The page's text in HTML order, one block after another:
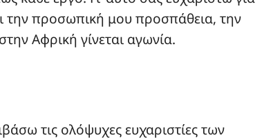
την προσωπική μου προσπάθεια, την
Αφρική γίνεται αγωνία.
τις ολόψυχες ευχαριστίες των